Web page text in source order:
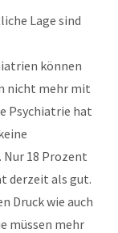
Lage sind
können
nicht mehr mit
Psychiatrie hat
Nur 18 Prozent
derzeit als gut.
Druck wie auch
müssen mehr